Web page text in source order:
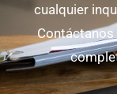
cualquier